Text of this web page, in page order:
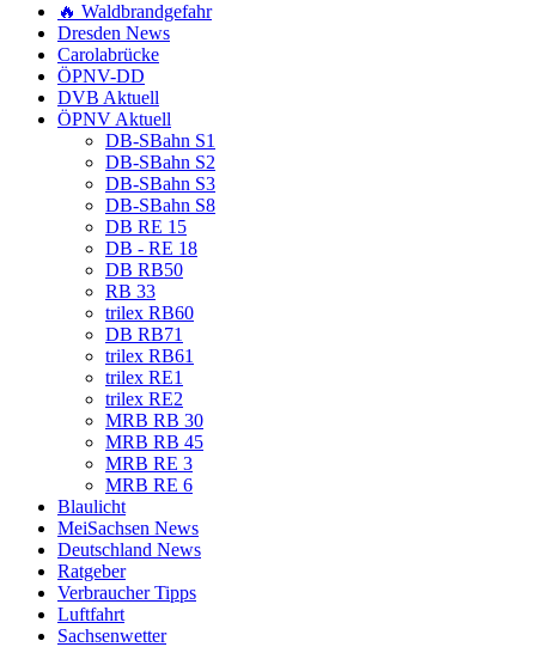
🔥 Waldbrandgefahr
Dresden News
Carolabrücke
ÖPNV-DD
DVB Aktuell
ÖPNV Aktuell
DB-SBahn S1
DB-SBahn S2
DB-SBahn S3
DB-SBahn S8
DB RE 15
DB - RE 18
DB RB50
RB 33
trilex RB60
DB RB71
trilex RB61
trilex RE1
trilex RE2
MRB RB 30
MRB RB 45
MRB RE 3
MRB RE 6
Blaulicht
MeiSachsen News
Deutschland News
Ratgeber
Verbraucher Tipps
Luftfahrt
Sachsenwetter